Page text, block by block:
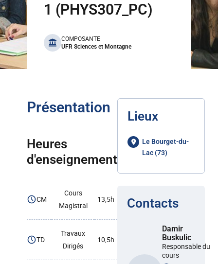
1 (PHYS307_PC)
benefits
COMPOSANTE
UFR Sciences et Montagne
Présentation
Heures
d'enseignement
CM
Cours
Magistral
13,5h
TD
Travaux
Dirigés
10,5h
Lieux
Le Bourget-du-
Lac (73)
Contacts
Damir
Buskulic
Responsable du
cours